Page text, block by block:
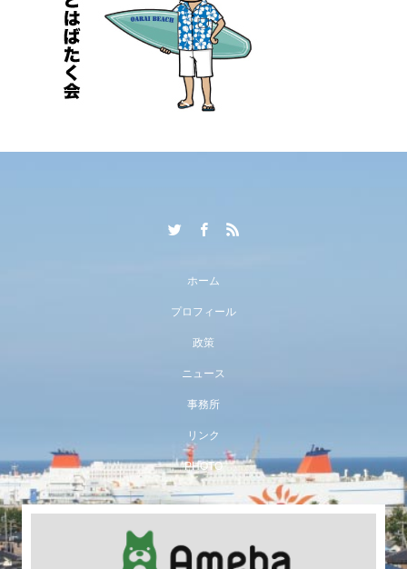
ホーム
プロフィール
政策
ニュース
事務所
リンク
PHOTO